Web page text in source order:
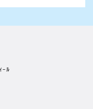
ｰﾙ